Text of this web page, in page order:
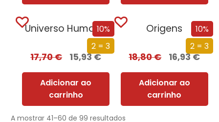
10%
2 = 3
Universo Humano
17,70€ 15,93€
Adicionar ao
carrinho
10%
2 = 3
Origens
18,80€ 16,93€
Adicionar ao
carrinho
A mostrar 41–60 de 99 resultados